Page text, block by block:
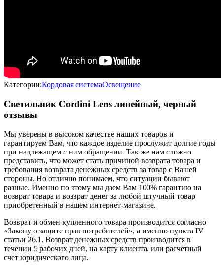
Категории:Кордовая системаОсвещение
Светильник Cordini Lens линейный, черный
отзывы
Мы уверены в высоком качестве наших товаров и
гарантируем Вам, что каждое изделие прослужит долгие годы
при надлежащем с ним обращении. Так же нам сложно
представить, что может стать причиной возврата товара и
требования возврата денежных средств за товар с Вашей
стороны. Но отлично понимаем, что ситуации бывают
разные. Именно по этому мы даем Вам 100% гарантию на
возврат товара и возврат денег за любой штучный товар
приобретенный в нашем интернет-магазине.
Возврат и обмен купленного товара производится согласно
«Закону о защите прав потребителей», а именно пункта IV
статьи 26.1. Возврат денежных средств производится в
течении 5 рабочих дней, на карту клиента. или расчетный
счет юридического лица.